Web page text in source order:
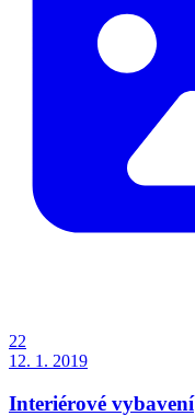
22
12. 1. 2019
Interiérové vybavení